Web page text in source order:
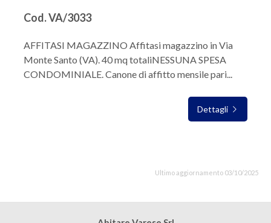
Cod. VA/3033
AFFITASI MAGAZZINO Affitasi magazzino in Via
Monte Santo (VA). 40 mq totaliNESSUNA SPESA
CONDOMINIALE. Canone di affitto mensile pari...
Dettagli
Ultimo aggiornamento 03/10/2025